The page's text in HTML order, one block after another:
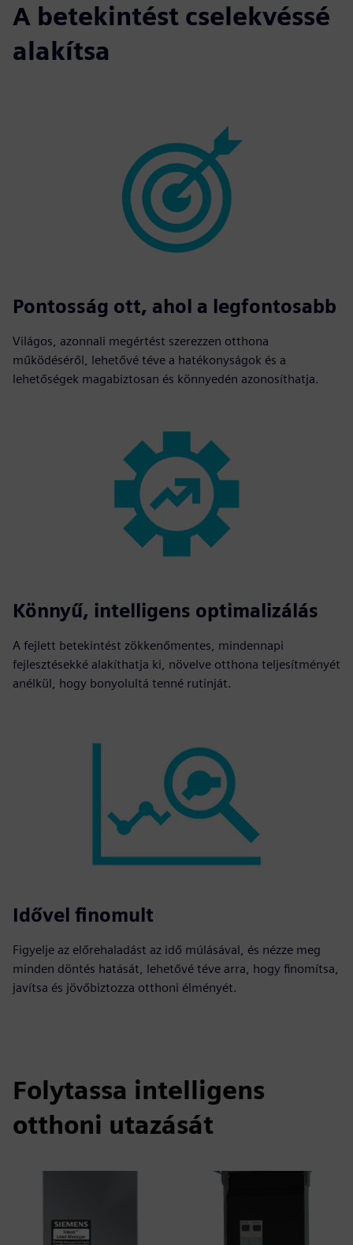
A betekintést cselekvéssé
alakítsa
Pontosság ott, ahol a legfontosabb
Világos, azonnali megértést szerezzen otthona
működéséről, lehetővé téve a hatékonyságok és a
lehetőségek magabiztosan és könnyedén azonosíthatja.
Könnyű, intelligens optimalizálás
A fejlett betekintést zökkenőmentes, mindennapi
fejlesztésekké alakíthatja ki, növelve otthona teljesítményét
anélkül, hogy bonyolultá tenné rutinját.
Idővel finomult
Figyelje az előrehaladást az idő múlásával, és nézze meg
minden döntés hatását, lehetővé téve arra, hogy finomítsa,
javítsa és jövőbiztozza otthoni élményét.
Folytassa intelligens
otthoni utazását